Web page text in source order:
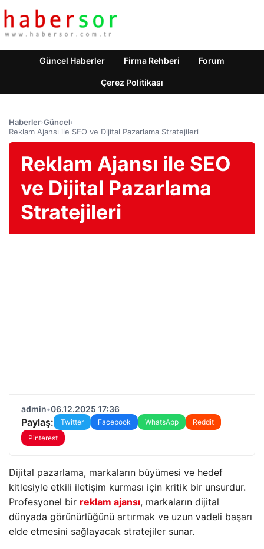
Güncel Haberler Firma Rehberi Forum
Çerez Politikası
Haberler›Güncel›
Reklam Ajansı ile SEO ve Dijital Pazarlama Stratejileri
Reklam Ajansı ile SEO
ve Dijital Pazarlama
Stratejileri
admin•06.12.2025 17:36
Paylaş: Twitter Facebook WhatsApp
Reddit
Pinterest
Dijital pazarlama, markaların büyümesi ve hedef
kitlesiyle etkili iletişim kurması için kritik bir unsurdur.
Profesyonel bir reklam ajansı, markaların dijital
dünyada görünürlüğünü artırmak ve uzun vadeli başarı
elde etmesini sağlayacak stratejiler sunar.